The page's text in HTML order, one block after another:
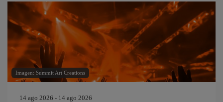
Imagen: Summit Art Creations
14 ago 2026 - 14 ago 2026